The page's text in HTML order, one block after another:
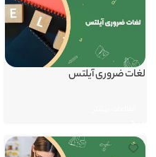
لغات ضروری آیلتس